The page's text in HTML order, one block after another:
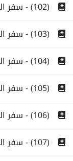
(102) - سفر المزامير الاصحاح المئة والثانى
(103) - سفر المزامير الاصحاح المئة والثالث
(104) - سفر المزامير الاصحاح المئة والرابع
(105) - سفر المزامير الاصحاح المئة والخامس
(106) - سفر المزامير الاصحاح المئة والسادس
(107) - سفر المزامير الاصحاح المئة والسابع